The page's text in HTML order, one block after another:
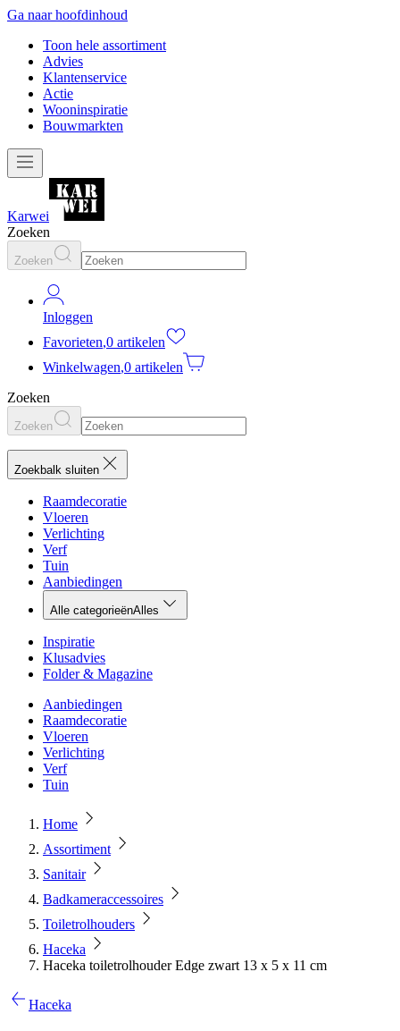
Ga naar hoofdinhoud
Toon hele assortiment
Advies
Klantenservice
Actie
Wooninspiratie
Bouwmarkten
Karwei
Zoeken
Zoeken
Inloggen
Favorieten,0 artikelen
Winkelwagen,0 artikelen
Zoeken
Zoeken
Zoekbalk sluiten
Raamdecoratie
Vloeren
Verlichting
Verf
Tuin
Aanbiedingen
Alle categorieënAlles
Inspiratie
Klusadvies
Folder & Magazine
Aanbiedingen
Raamdecoratie
Vloeren
Verlichting
Verf
Tuin
Home
Assortiment
Sanitair
Badkameraccessoires
Toiletrolhouders
Haceka
Haceka toiletrolhouder Edge zwart 13 x 5 x 11 cm
Haceka